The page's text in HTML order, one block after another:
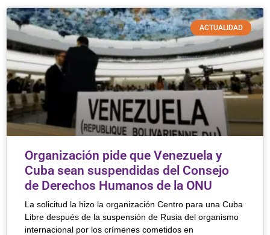
ACTUALIDAD
Organización pide que Venezuela y
Cuba sean suspendidas del Consejo
de Derechos Humanos de la ONU
La solicitud la hizo la organización Centro para una Cuba
Libre después de la suspensión de Rusia del organismo
internacional por los crímenes cometidos en